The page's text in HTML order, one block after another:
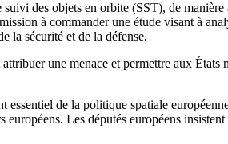
des objets en orbite (SST), de
à commander une étude visant à
la sécurité et de la défense.
une menace et permettre aux
essentiel de la politique spatiale
Les députés européens